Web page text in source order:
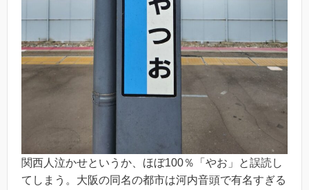
関西人泣かせというか、ほぼ100％「やお」と誤読し
てしまう。大阪の同名の都市は河内音頭で有名すぎる